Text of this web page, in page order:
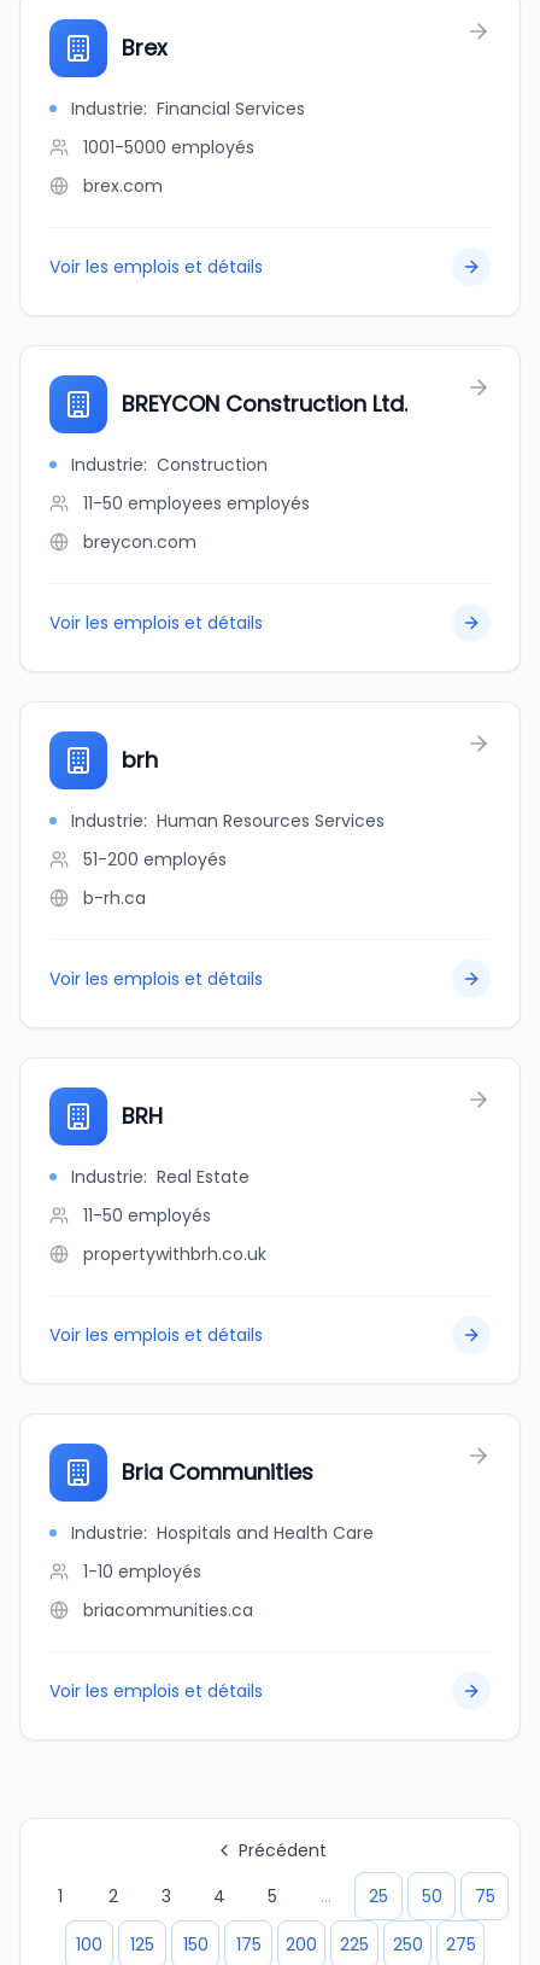
Brex
Industrie: Financial Services
1001-5000 employés
brex.com
Voir les emplois et détails
BREYCON Construction Ltd.
Industrie: Construction
11-50 employees employés
breycon.com
Voir les emplois et détails
brh
Industrie: Human Resources Services
51-200 employés
b-rh.ca
Voir les emplois et détails
BRH
Industrie: Real Estate
11-50 employés
propertywithbrh.co.uk
Voir les emplois et détails
Bria Communities
Industrie: Hospitals and Health Care
1-10 employés
briacommunities.ca
Voir les emplois et détails
Précédent
1
2 3 4 5 ... 25 50
75
100
125 150 175 200 225 250 275